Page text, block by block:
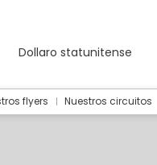
Dollaro statunitense
flyers Nuestros circuitos